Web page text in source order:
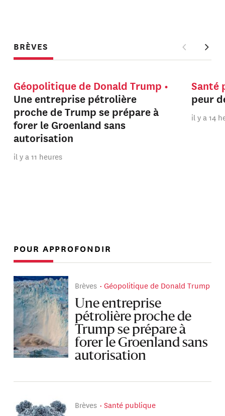
BRÈVES
Géopolitique de Donald Trump
Une entreprise pétrolière
proche de Trump se prépare à
forer le Groenland sans
autorisation
il y a 11 heures
Santé
peur
il y a 14
POUR APPROFONDIR
Brèves Géopolitique de Donald Trump
Une entreprise
pétrolière proche de
Trump se prépare à
forer le Groenland sans
autorisation
Brèves Santé publique